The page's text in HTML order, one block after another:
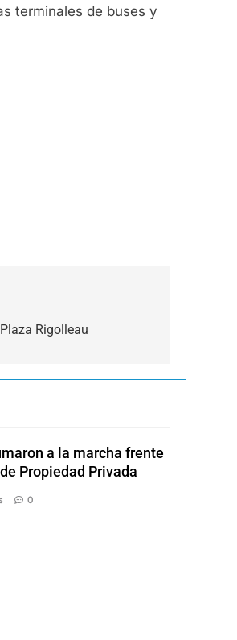
terminales de buses y
Rigolleau
a la marcha frente
Propiedad Privada
0